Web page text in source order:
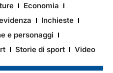
Economia
Inchieste
e personaggi
Storie di sport Video